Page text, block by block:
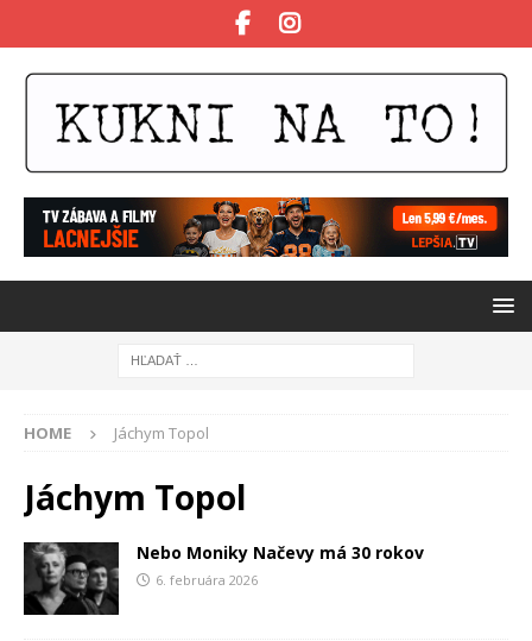
HOME Jáchym Topol
Jáchym Topol
Nebo Moniky Načevy má 30 rokov
6. februára 2026